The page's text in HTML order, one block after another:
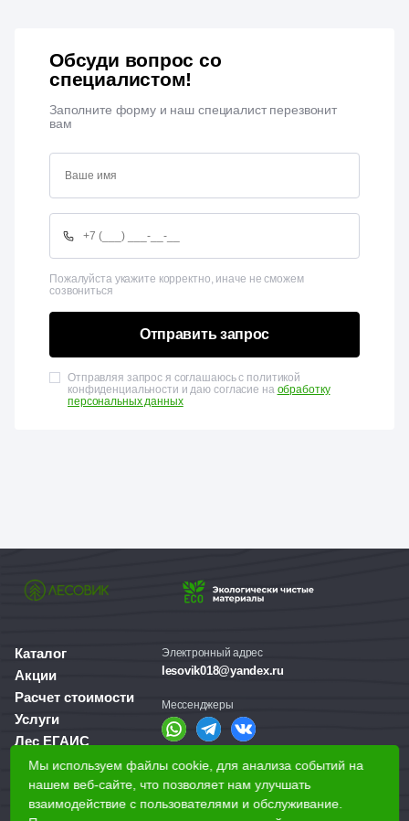
Обсуди вопрос со
специалистом!
Заполните форму и наш специалист перезвонит
вам
Пожалуйста укажите корректно, иначе не сможем
созвониться
Отправить запрос
Отправляя запрос я соглашаюсь с политикой
конфиденциальности и даю согласие на обработку
персональных данных
Каталог
Акции
Расчет стоимости
Услуги
Лес ЕГАИС
О компании
Доставка и оплата
Для бизнеса
Электронный адрес
lesovik018@yandex.ru
Мессенджеры
Справочная служба
+7 (3412) 77-60-50
Мы используем файлы cookie, для анализа событий на
нашем веб-сайте, что позволяет нам улучшать
взаимодействие с пользователями и обслуживание.